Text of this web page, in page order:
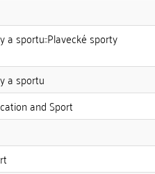
a sportu::Plavecké sporty
a sportu
and Sport